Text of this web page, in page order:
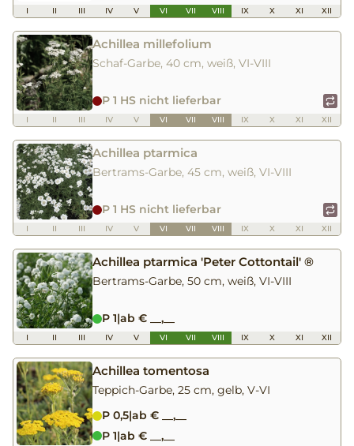
I II III IV V VI VII VIII IX X XI XII
Achillea millefolium
Schaf-Garbe, 40 cm, weiß, VI-VIII
P 1 HS nicht lieferbar
I II III IV V VI VII VIII IX X XI XII
Achillea ptarmica
Bertrams-Garbe, 45 cm, weiß, VI-VIII
P 1 HS nicht lieferbar
I II III IV V VI VII VIII IX X XI XII
Achillea ptarmica 'Peter Cottontail' ®
Bertrams-Garbe, 50 cm, weiß, VI-VIII
P 1|ab € __,__
I II III IV V VI VII VIII IX X XI XII
Achillea tomentosa
Teppich-Garbe, 25 cm, gelb, V-VI
P 0,5|ab € __,__
P 1|ab € __,__